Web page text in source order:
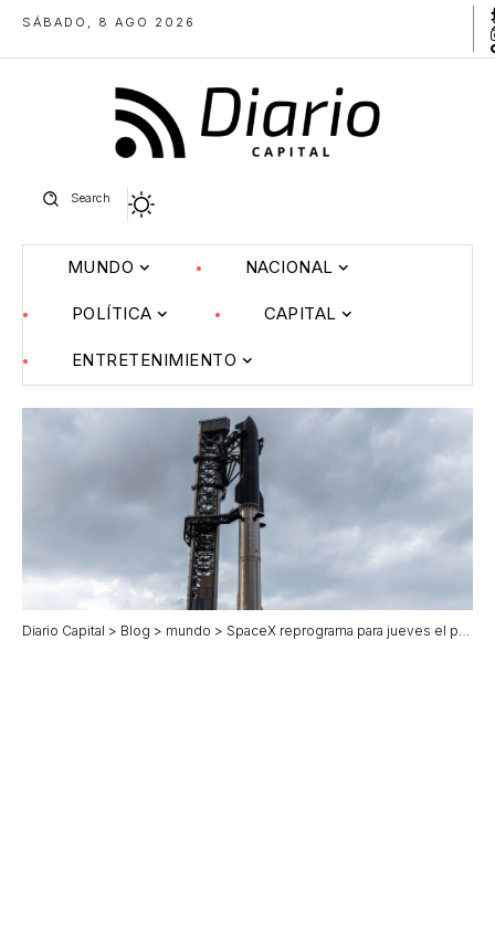
SÁBADO, 8 AGO 2026
Search
MUNDO NACIONAL
POLÍTICA CAPITAL
ENTRETENIMIENTO
Diario Capital > Blog > mundo > SpaceX reprograma para jueves el primer vuelo del Starship V3